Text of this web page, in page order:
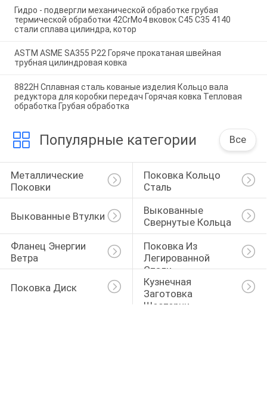
Гидро - подвергли механической обработке грубая
термической обработки 42CrMo4 вковок C45 C35 4140
стали сплава цилиндра, котор
ASTM ASME SA355 P22 Горяче прокатаная швейная
трубная цилиндровая ковка
8822H Сплавная сталь кованые изделия Кольцо вала
редуктора для коробки передач Горячая ковка Тепловая
обработка Грубая обработка
Популярные категории Все
Металлические
Поковки
Поковка Кольцо
Сталь
Выкованные Втулки
Выкованные
Свернутые Кольца
Фланец Энергии
Ветра
Поковка Из
Легированной
Стали
Поковка Диск
Кузнечная
Заготовка
Шестерни